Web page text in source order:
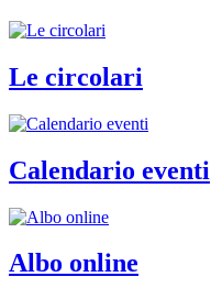
Le circolari
Calendario eventi
Albo online